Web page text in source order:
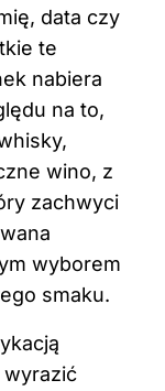
data czy
te
nabiera
na to,
wino, z
zachwyci
wyborem
smaku.
wyrazić